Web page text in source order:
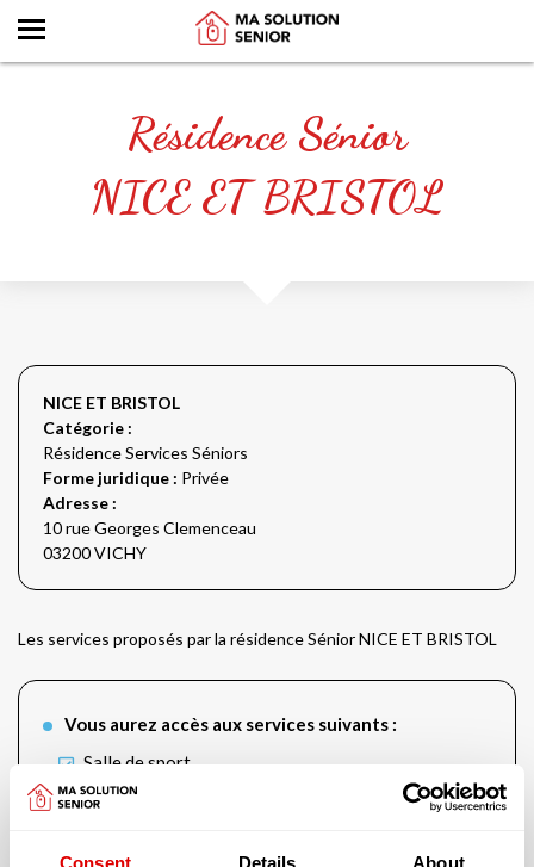
Consent Details About
Résidence Sénior
NICE ET BRISTOL
NICE ET BRISTOL
Catégorie :
Résidence Services Séniors
Forme juridique : Privée
Adresse :
10 rue Georges Clemenceau
03200 VICHY
Les services proposés par la résidence Sénior NICE ET BRISTOL
Vous aurez accès aux services suivants :
Salle de sport
Soins esthétiques